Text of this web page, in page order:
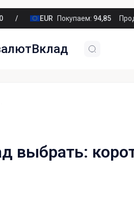
EUR Покупаем: 94,85
Вклад
выбрать: